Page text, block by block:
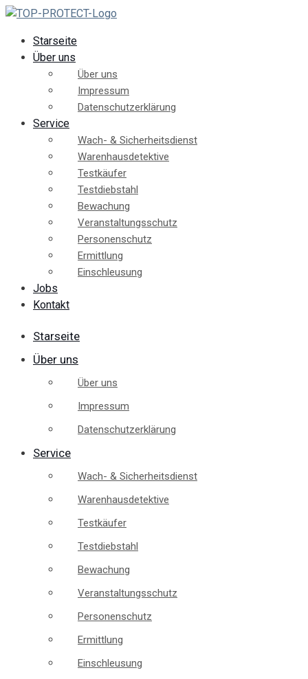
Starseite
Über uns
Über uns
Impressum
Datenschutzerklärung
Service
Wach- & Sicherheitsdienst
Warenhausdetektive
Testkäufer
Testdiebstahl
Bewachung
Veranstaltungsschutz
Personenschutz
Ermittlung
Einschleusung
Jobs
Kontakt
Starseite
Über uns
Über uns
Impressum
Datenschutzerklärung
Service
Wach- & Sicherheitsdienst
Warenhausdetektive
Testkäufer
Testdiebstahl
Bewachung
Veranstaltungsschutz
Personenschutz
Ermittlung
Einschleusung